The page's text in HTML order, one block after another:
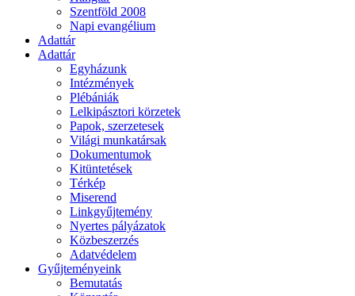
Szentföld 2008
Napi evangélium
Adattár
Adattár
Egyházunk
Intézmények
Plébániák
Lelkipásztori körzetek
Papok, szerzetesek
Világi munkatársak
Dokumentumok
Kitüntetések
Térkép
Miserend
Linkgyűjtemény
Nyertes pályázatok
Közbeszerzés
Adatvédelem
Gyűjteményeink
Bemutatás